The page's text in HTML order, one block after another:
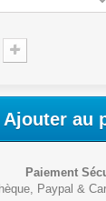
Ajouter au
Paiement
Paypal &